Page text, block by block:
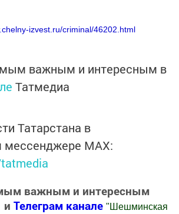
izvest.ru/criminal/46202.html
важным и интересным в
Татмедиа
Татарстана в
мессенджере MАХ:
важным и интересным
и Телеграм канале " Шешминская